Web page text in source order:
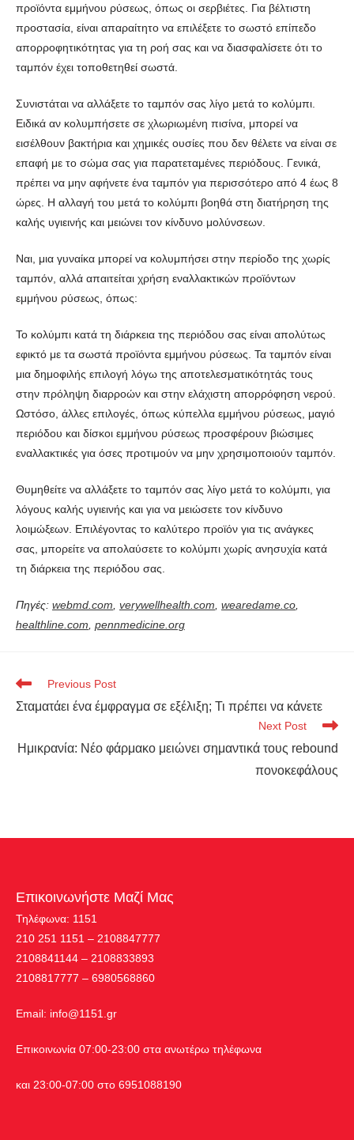
προϊόντα εμμήνου ρύσεως, όπως οι σερβιέτες. Για βέλτιστη
προστασία, είναι απαραίτητο να επιλέξετε το σωστό επίπεδο
απορροφητικότητας για τη ροή σας και να διασφαλίσετε ότι το
ταμπόν έχει τοποθετηθεί σωστά.
Συνιστάται να αλλάξετε το ταμπόν σας λίγο μετά το κολύμπι.
Ειδικά αν κολυμπήσετε σε χλωριωμένη πισίνα, μπορεί να
εισέλθουν βακτήρια και χημικές ουσίες που δεν θέλετε να είναι σε
επαφή με το σώμα σας για παρατεταμένες περιόδους. Γενικά,
πρέπει να μην αφήνετε ένα ταμπόν για περισσότερο από 4 έως 8
ώρες. Η αλλαγή του μετά το κολύμπι βοηθά στη διατήρηση της
καλής υγιεινής και μειώνει τον κίνδυνο μολύνσεων.
Ναι, μια γυναίκα μπορεί να κολυμπήσει στην περίοδο της χωρίς
ταμπόν, αλλά απαιτείται χρήση εναλλακτικών προϊόντων
εμμήνου ρύσεως, όπως:
Το κολύμπι κατά τη διάρκεια της περιόδου σας είναι απολύτως
εφικτό με τα σωστά προϊόντα εμμήνου ρύσεως. Τα ταμπόν είναι
μια δημοφιλής επιλογή λόγω της αποτελεσματικότητάς τους
στην πρόληψη διαρροών και στην ελάχιστη απορρόφηση νερού.
Ωστόσο, άλλες επιλογές, όπως κύπελλα εμμήνου ρύσεως, μαγιό
περιόδου και δίσκοι εμμήνου ρύσεως προσφέρουν βιώσιμες
εναλλακτικές για όσες προτιμούν να μην χρησιμοποιούν ταμπόν.
Θυμηθείτε να αλλάξετε το ταμπόν σας λίγο μετά το κολύμπι, για
λόγους καλής υγιεινής και για να μειώσετε τον κίνδυνο
λοιμώξεων. Επιλέγοντας το καλύτερο προϊόν για τις ανάγκες
σας, μπορείτε να απολαύσετε το κολύμπι χωρίς ανησυχία κατά
τη διάρκεια της περιόδου σας.
Πηγές: webmd.com verywellhealth.com wearedame.co
healthline.com pennmedicine.org
Previous Post
Σταματάει ένα έμφραγμα σε εξέλιξη; Τι πρέπει να κάνετε
Next Post
Ημικρανία: Νέο φάρμακο μειώνει σημαντικά τους rebound
πονοκεφάλους
Επικοινωνήστε Μαζί Μας
Τηλέφωνα: 1151
210 251 1151 – 2108847777
2108841144 – 2108833893
2108817777 – 6980568860
Εmail: info@1151.gr
Επικοινωνία 07:00-23:00 στα ανωτέρω τηλέφωνα
και 23:00-07:00 στο 6951088190